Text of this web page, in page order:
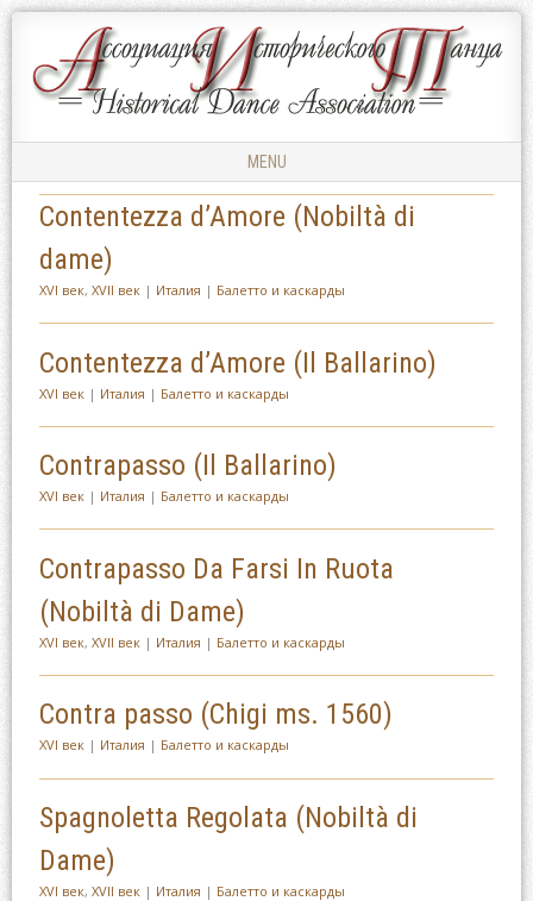
АССОЦИАЦИЯ
ИСТОРИЧЕСКОГО
Ассоциация
Исторического
Танца
MENU
Skip to content
Contentezza d’Amore (Nobiltà di
dame)
XVI век, XVII век| Италия | Балетто и каскарды
Contentezza d’Amore (Il Ballarino)
XVI век| Италия | Балетто и каскарды
Contrapasso (Il Ballarino)
XVI век| Италия | Балетто и каскарды
Contrapasso Da Farsi In Ruota
(Nobiltà di Dame)
XVI век, XVII век| Италия | Балетто и каскарды
Contra passo (Chigi ms. 1560)
XVI век| Италия | Балетто и каскарды
Spagnoletta Regolata (Nobiltà di
Dame)
XVI век, XVII век| Италия | Балетто и каскарды